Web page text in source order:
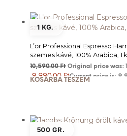
1 KG.
L’or Professional Espresso
szemes kávé, 100% Arabica, 1
10,590.00Ft Original price was:
9,990.00 FtCurrent price is:
KOSÁRBA TESZEM
500 GR.